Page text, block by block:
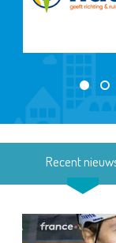
Recent